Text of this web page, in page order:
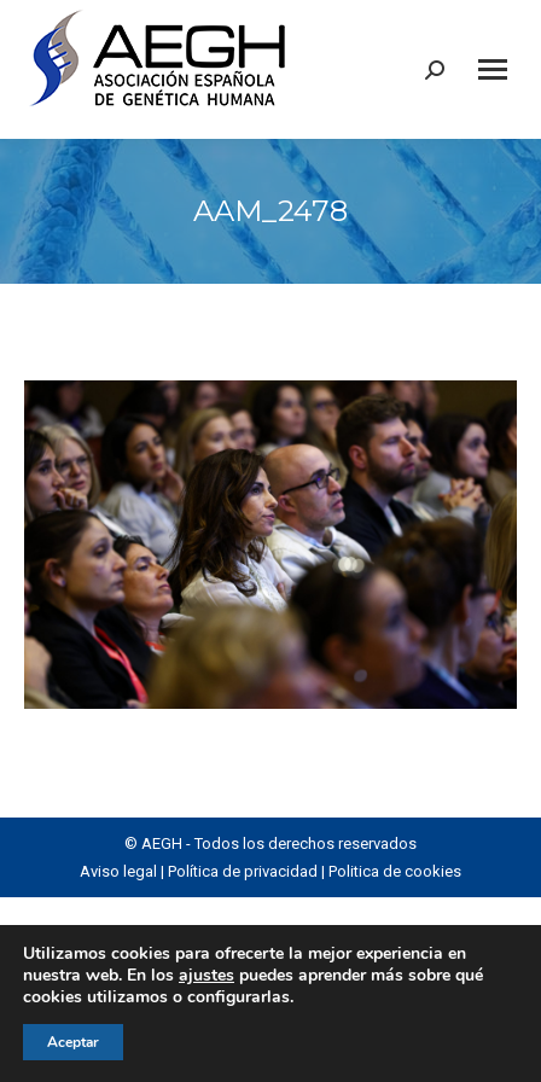
Buscar:
AAM_2478
© AEGH - Todos los derechos reservados
Aviso legal | Política de privacidad | Politica de cookies
Utilizamos cookies para ofrecerte la mejor experiencia en
nuestra web. En los ajustes puedes aprender más sobre qué
cookies utilizamos o configurarlas.
Aceptar